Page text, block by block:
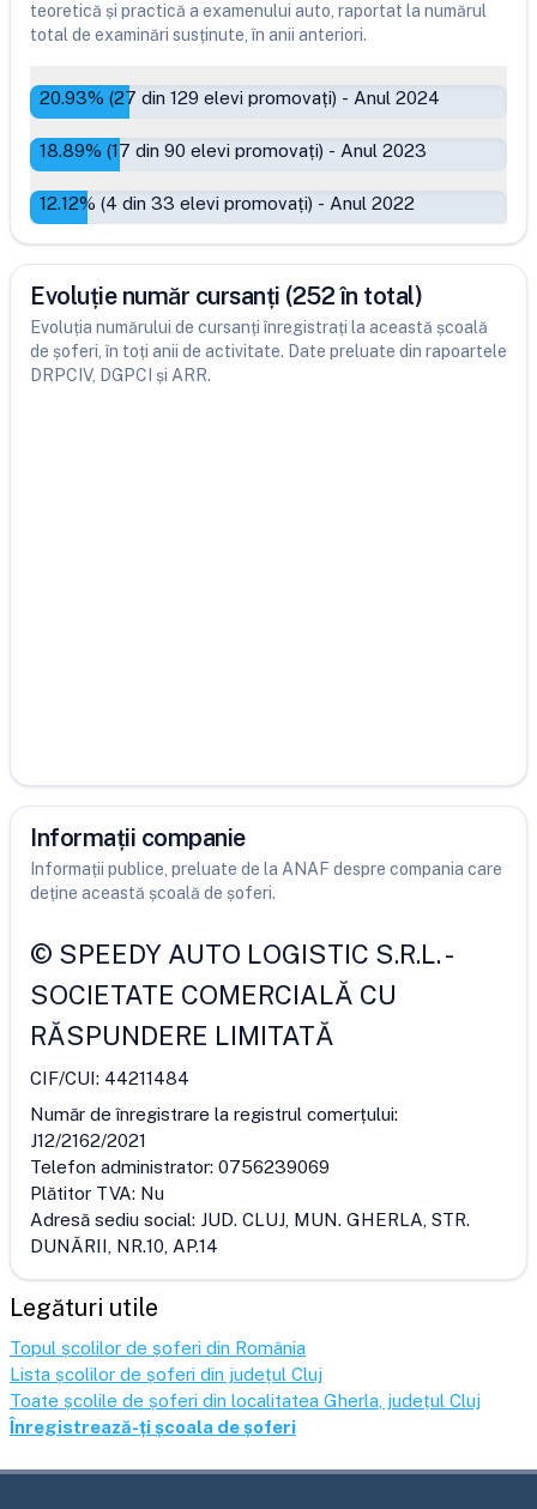
teoretică și practică a examenului auto, raportat la numărul
total de examinări susținute, în anii anteriori.
20.93% (27 din 129 elevi promovați) - Anul 2024
18.89% (17 din 90 elevi promovați) - Anul 2023
12.12% (4 din 33 elevi promovați) - Anul 2022
Evoluție număr cursanți (252 în total)
Evoluția numărului de cursanți înregistrați la această școală
de șoferi, în toți anii de activitate. Date preluate din rapoartele
DRPCIV, DGPCI și ARR.
Informații companie
Informații publice, preluate de la ANAF despre compania care
deține această școală de șoferi.
© SPEEDY AUTO LOGISTIC S.R.L.-
SOCIETATE COMERCIALĂ CU
RĂSPUNDERE LIMITATĂ
CIF/CUI: 44211484
Număr de înregistrare la registrul comerțului:
J12/2162/2021
Telefon administrator: 0756239069
Plătitor TVA: Nu
Adresă sediu social: JUD. CLUJ, MUN. GHERLA, STR.
DUNĂRII, NR.10, AP.14
Legături utile
Topul școlilor de șoferi din România
Lista școlilor de șoferi din județul Cluj
Toate școlile de șoferi din localitatea Gherla , județul Cluj
Înregistrează-ți școala de șoferi